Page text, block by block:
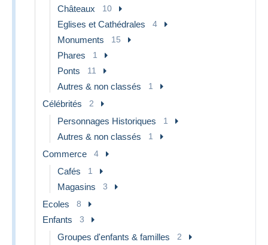
Châteaux 10
Eglises et Cathédrales 4
Monuments 15
Phares 1
Ponts 11
Autres & non classés 1
Célébrités 2
Personnages Historiques 1
Autres & non classés 1
Commerce 4
Cafés 1
Magasins 3
Ecoles 8
Enfants 3
Groupes d'enfants & familles 2